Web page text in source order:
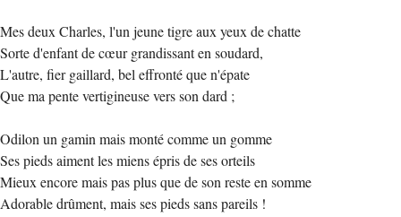
Mes deux Charles, l'un jeune tigre aux yeux de chatte
Sorte d'enfant de cœur grandissant en soudard,
L'autre, fier gaillard, bel effronté que n'épate
Que ma pente vertigineuse vers son dard ;
Odilon un gamin mais monté comme un gomme
Ses pieds aiment les miens épris de ses orteils
Mieux encore mais pas plus que de son reste en somme
Adorable drûment, mais ses pieds sans pareils !